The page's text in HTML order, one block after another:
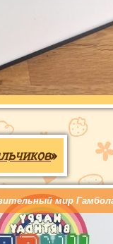
»
мир